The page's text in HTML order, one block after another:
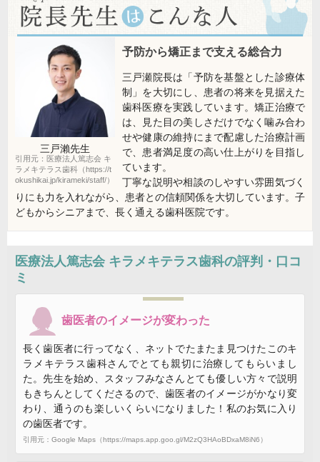
三戸瀨先生
引用元：医療法人篤志会 キ
ラメキテラス歯科（https://t
okushikai.jp/kirameki/staff/）
予防から矯正まで支える総合力
三戸瀬院長は「予防を基盤とした診療体
制」を大切にし、患者の将来を見据えた
歯科医療を実践しています。矯正治療で
は、見た目の美しさだけでなく噛み合わ
せや健康の維持にまで配慮した治療計画
で、患者満足度の高い仕上がりを目指し
ています。
丁寧な説明や相談のしやすい雰囲気づく
りにも力を入れながら、患者との信頼関係を大切しています。子
どもからシニアまで、長く通える歯科医院です。
医療法人篤志会 キラメキテラス歯科の評判・口コ
ミ
歯医者のイメージが変わった
長く歯医者に行ってなく、ネットでたまたま見つけたこのキ
ラメキテラス歯科さんでとても親切に治療してもらいまし
た。先生を始め、スタッフみなさんとても優しい方々で説明
もきちんとしてくださるので、歯医者のイメージがかなり変
わり、通うのも楽しいくらいになりました！私のお気に入り
の歯医者です。
引用元：Google Maps（https://maps.app.goo.gl/M2zQ3HAoBDxaM8iN6）